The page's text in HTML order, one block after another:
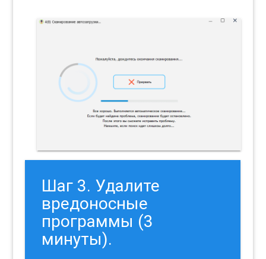
Шаг 3. Удалите
вредоносные
программы (3
минуты).